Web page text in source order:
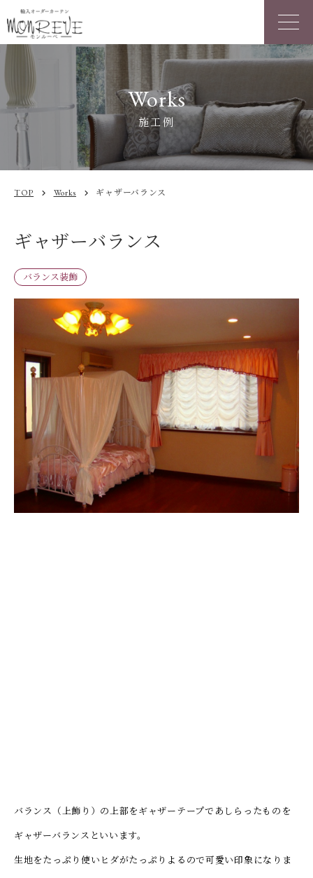
Works
施工例
TOP chevron_right Works chevron_right ギャザーバランス
ギャザーバランス
バランス装飾
バランス（上飾り）の上部をギャザーテープであしらったものを
ギャザーバランスといいます。
生地をたっぷり使いヒダがたっぷりよるので可愛い印象になりま